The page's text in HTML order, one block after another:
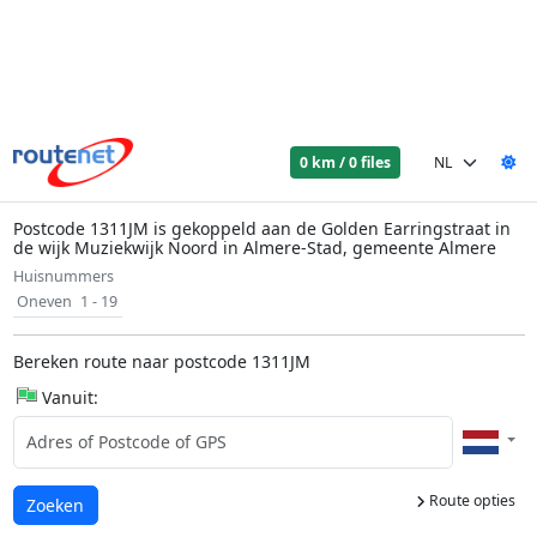
0 km / 0 files
Postcode 1311JM is gekoppeld aan de Golden Earringstraat in
de wijk Muziekwijk Noord in Almere-Stad, gemeente Almere
Huisnummers
Oneven 1 - 19
Bereken route naar postcode 1311JM
Vanuit:
Route opties
Laden...
Zoeken